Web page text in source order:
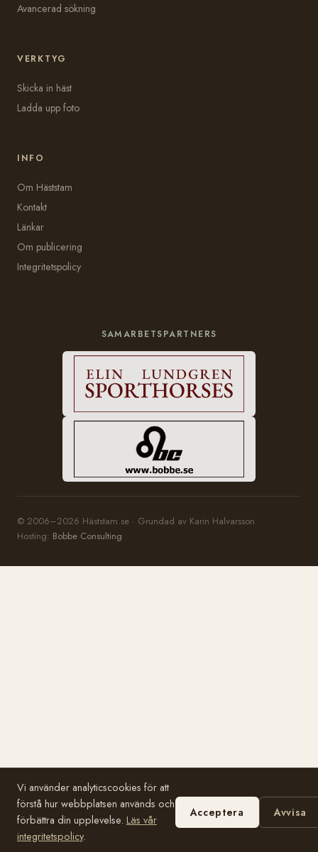
Avancerad sökning
VERKTYG
Skicka in häst
Ladda upp foto
INFO
Om Häststam
Kontakt
Länkar
Om publicering
Integritetspolicy
SAMARBETSPARTNERS
© 2006–2026 Häststam.se · Grundad av Karin Halvarsson
Hosting: Bobbe Consulting
Vi använder analyticscookies för att
förstå hur webbplatsen används och
förbättra din upplevelse. Läs vår
integritetspolicy.
Acceptera Avvisa